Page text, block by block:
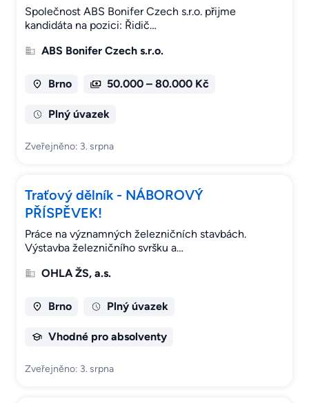
Společnost ABS Bonifer Czech s.r.o. přijme
kandidáta na pozici: Řidič…
ABS Bonifer Czech s.r.o.
Brno 50.000 – 80.000 Kč
Plný úvazek
Zveřejněno: 3. srpna
Traťový dělník - NÁBOROVÝ
PŘÍSPĚVEK!
Práce na významných železničních stavbách.
Výstavba železničního svršku a…
OHLA ŽS, a.s.
Brno Plný úvazek
Vhodné pro absolventy
Zveřejněno: 3. srpna